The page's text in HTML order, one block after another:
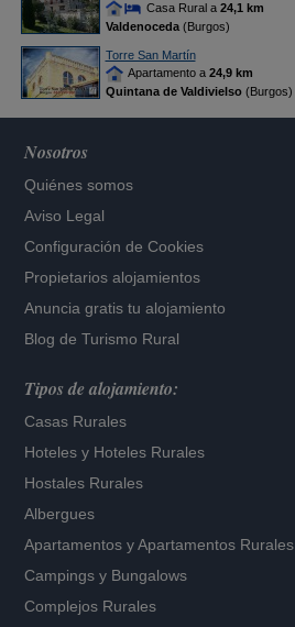
Casa Rural a 24,1 km
Valdenoceda(Burgos)
Torre San Martín
Apartamento a 24,9 km
Quintana de Valdivielso(Burgos)
Nosotros
Quiénes somos
Aviso Legal
Configuración de Cookies
Propietarios alojamientos
Anuncia gratis tu alojamiento
Blog de Turismo Rural
Tipos de alojamiento:
Casas Rurales
Hoteles y Hoteles Rurales
Hostales Rurales
Albergues
Apartamentos yApartamentos Rurales
Campings y Bungalows
Complejos Rurales